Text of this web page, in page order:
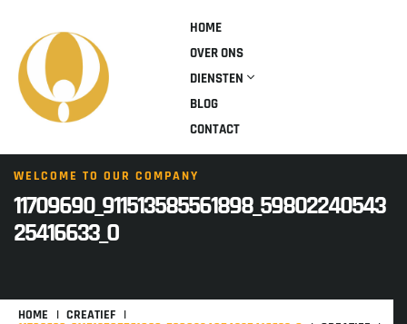
HOME
OVER ONS
DIENSTEN
BLOG
CONTACT
WELCOME TO OUR COMPANY
11709690_911513585561898_59802240543
25416633_O
HOME CREATIEF